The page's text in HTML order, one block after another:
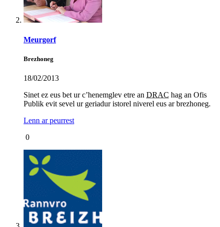
Meurgorf
Brezhoneg
18/02/2013
Sinet ez eus bet ur c’henemglev etre an DRAC hag an Ofis
Publik evit sevel ur geriadur istorel niverel eus ar brezhoneg.
Lenn ar peurrest
0